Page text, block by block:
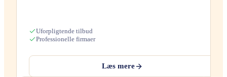
Uforpligtende tilbud
Professionelle firmaer
Læs mere